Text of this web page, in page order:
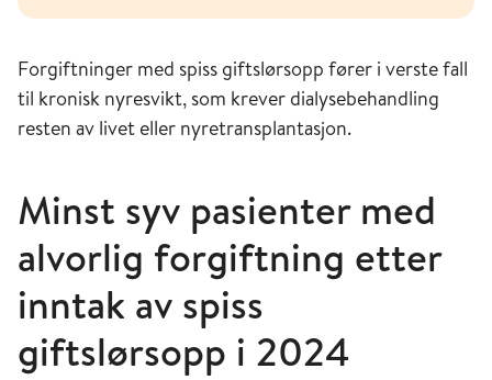
Forgiftninger med spiss giftslørsopp fører i verste fall
til kronisk nyresvikt, som krever dialysebehandling
resten av livet eller nyretransplantasjon.
Minst syv pasienter med
alvorlig forgiftning etter
inntak av spiss
giftslørsopp i 2024